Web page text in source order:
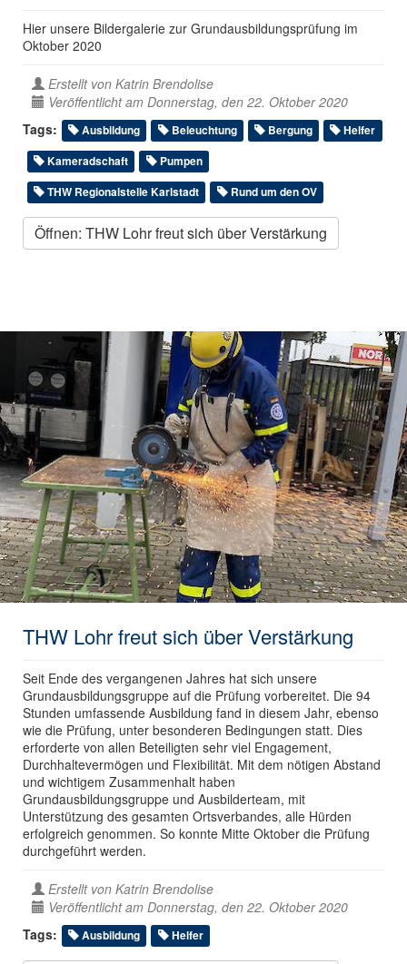
Hier unsere Bildergalerie zur Grundausbildungsprüfung im
Oktober 2020
Erstellt von Katrin Brendolise
Veröffentlicht am Donnerstag, den 22. Oktober 2020
Tags:
Ausbildung Beleuchtung Bergung
Helfer
Kameradschaft
Pumpen
THW Regionalstelle Karlstadt
Rund um den OV
Öffnen: THW Lohr freut sich über Verstärkung
THW Lohr freut sich über Verstärkung
Seit Ende des vergangenen Jahres hat sich unsere
Grundausbildungsgruppe auf die Prüfung vorbereitet. Die 94
Stunden umfassende Ausbildung fand in diesem Jahr, ebenso
wie die Prüfung, unter besonderen Bedingungen statt. Dies
erforderte von allen Beteiligten sehr viel Engagement,
Durchhaltevermögen und Flexibilität. Mit dem nötigen Abstand
und wichtigem Zusammenhalt haben
Grundausbildungsgruppe und Ausbilderteam, mit
Unterstützung des gesamten Ortsverbandes, alle Hürden
erfolgreich genommen. So konnte Mitte Oktober die Prüfung
durchgeführt werden.
Erstellt von Katrin Brendolise
Veröffentlicht am Donnerstag, den 22. Oktober 2020
Tags:
Ausbildung Helfer